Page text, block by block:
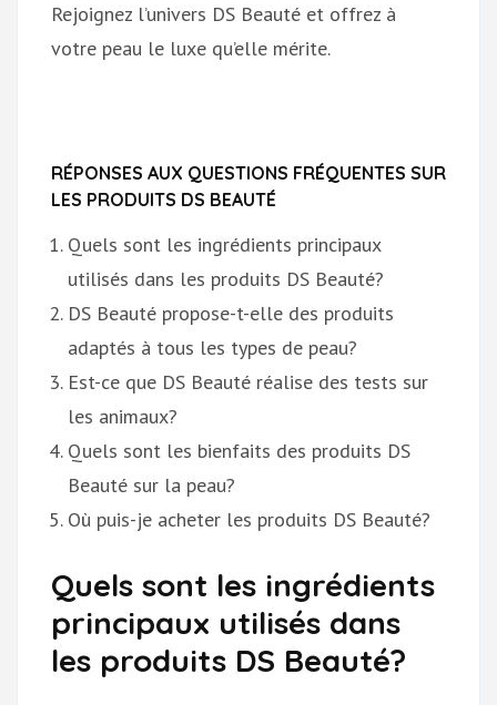
Rejoignez l’univers DS Beauté et offrez à
votre peau le luxe qu’elle mérite.
RÉPONSES AUX QUESTIONS FRÉQUENTES SUR
LES PRODUITS DS BEAUTÉ
Quels sont les ingrédients principaux
utilisés dans les produits DS Beauté?
DS Beauté propose-t-elle des produits
adaptés à tous les types de peau?
Est-ce que DS Beauté réalise des tests sur
les animaux?
Quels sont les bienfaits des produits DS
Beauté sur la peau?
Où puis-je acheter les produits DS Beauté?
Quels sont les ingrédients
principaux utilisés dans
les produits DS Beauté?